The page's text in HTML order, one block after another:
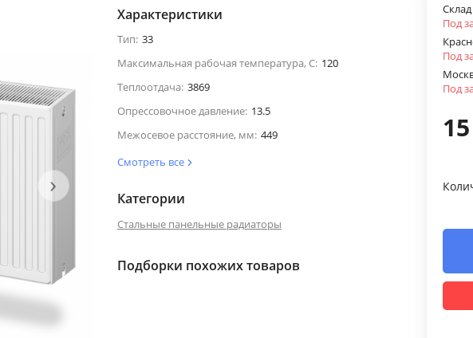
›
Характеристики
Тип: 33
Максимальная рабочая температура, С: 120
Теплоотдача: 3869
Опрессовочное давление: 13.5
Межосевое расстояние, мм: 449
Смотреть все
Категории
Стальные панельные радиаторы
Подборки похожих товаров
Под
Под
Под